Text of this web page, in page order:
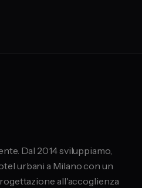
Dal 2014 sviluppiamo,
urbani a Milano con un
all'accoglienza